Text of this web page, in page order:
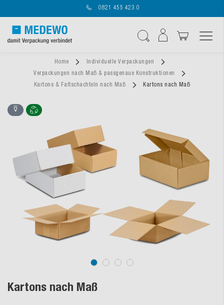
0821 455 423 0
Home
Individuelle Verpackungen
Verpackungen nach Maß & passgenaue Konstruktionen
Kartons & Faltschachteln nach Maß
Kartons nach Maß
Kartons nach Maß